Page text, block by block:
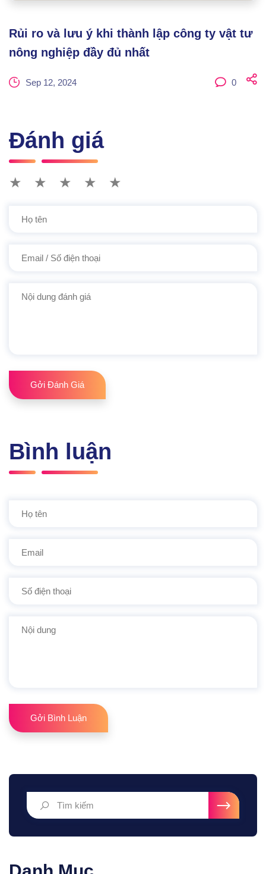
Rủi ro và lưu ý khi thành lập công ty vật tư
nông nghiệp đầy đủ nhất
Sep 12, 2024 0
Đánh giá
★ ★ ★ ★ ★
Gởi Đánh Giá
Bình luận
Gởi Bình Luận